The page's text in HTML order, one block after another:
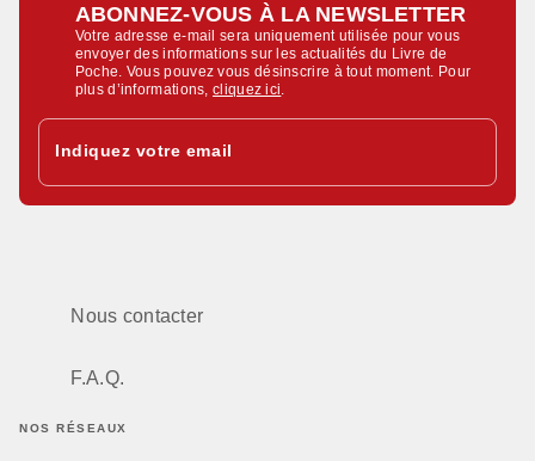
ABONNEZ-VOUS À LA NEWSLETTER
Votre adresse e-mail sera uniquement utilisée pour vous
envoyer des informations sur les actualités du Livre de
Poche. Vous pouvez vous désinscrire à tout moment. Pour
plus d’informations,cliquez ici
Indiquez votre email
Nous contacter
F.A.Q.
NOS RÉSEAUX